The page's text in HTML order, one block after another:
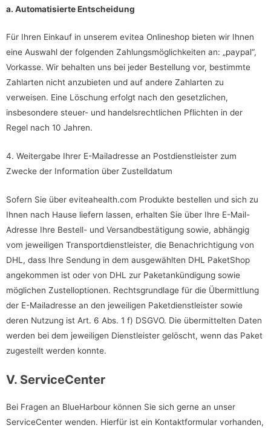
a. Automatisierte Entscheidung
Für Ihren Einkauf in unserem evitea Onlineshop bieten wir Ihnen
eine Auswahl der folgenden Zahlungsmöglichkeiten an: „paypal“,
Vorkasse. Wir behalten uns bei jeder Bestellung vor, bestimmte
Zahlarten nicht anzubieten und auf andere Zahlarten zu
verweisen. Eine Löschung erfolgt nach den gesetzlichen,
insbesondere steuer- und handelsrechtlichen Pflichten in der
Regel nach 10 Jahren.
4. Weitergabe Ihrer E-Mailadresse an Postdienstleister zum
Zwecke der Information über Zustelldatum
Sofern Sie über eviteahealth.com Produkte bestellen und sich zu
Ihnen nach Hause liefern lassen, erhalten Sie über Ihre E-Mail-
Adresse Ihre Bestell- und Versandbestätigung sowie, abhängig
vom jeweiligen Transportdienstleister, die Benachrichtigung von
DHL, dass Ihre Sendung in dem ausgewählten DHL PaketShop
angekommen ist oder von DHL zur Paketankündigung sowie
möglichen Zustelloptionen. Rechtsgrundlage für die Übermittlung
der E-Mailadresse an den jeweiligen Paketdienstleister sowie
deren Nutzung ist Art. 6 Abs. 1 f) DSGVO. Die übermittelten Daten
werden bei dem jeweiligen Dienstleister gelöscht, wenn das Paket
zugestellt werden konnte.
V. ServiceCenter
Bei Fragen an BlueHarbour können Sie sich gerne an unser
ServiceCenter wenden. Hierfür ist ein Kontaktformular vorhanden,